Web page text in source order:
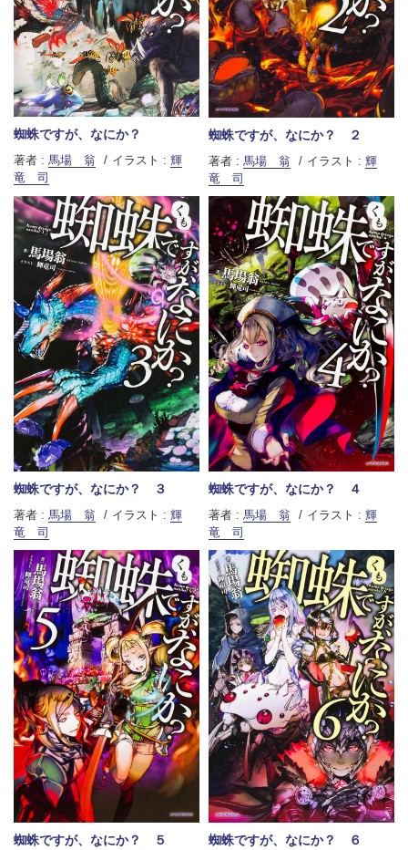
蜘蛛ですが、なにか？
著者 : 馬場 翁 イラスト : 輝
竜 司
蜘蛛ですが、なにか？ ２
著者 : 馬場 翁 イラスト : 輝
竜 司
蜘蛛ですが、なにか？ ３
著者 : 馬場 翁 イラスト : 輝
竜 司
蜘蛛ですが、なにか？ ４
著者 : 馬場 翁 イラスト : 輝
竜 司
蜘蛛ですが、なにか？ ５ 蜘蛛ですが、なにか？ ６